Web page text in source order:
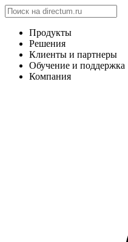
Продукты
Решения
Клиенты и партнеры
Обучение и поддержка
Компания